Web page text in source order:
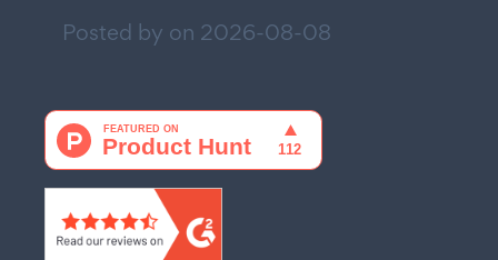
Posted by on 2026-08-08